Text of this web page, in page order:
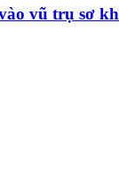
vũ trụ sơ